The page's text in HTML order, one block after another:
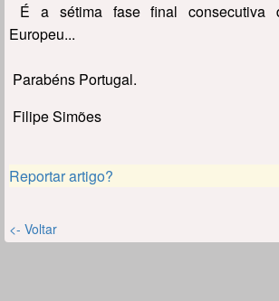
É a sétima fase final consecutiva
Europeu...
Parabéns Portugal.
Filipe Simões
Reportar artigo?
<- Voltar